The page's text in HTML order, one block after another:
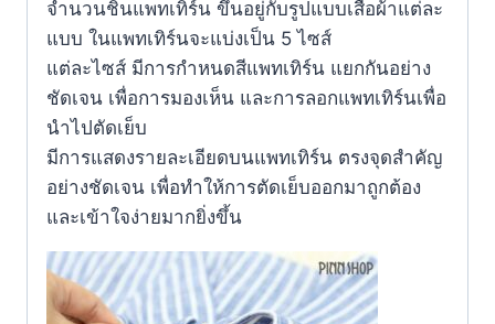
จำนวนชิ้นแพทเทิร์น ขึ้นอยู่กับรูปแบบเสื้อผ้าแต่ละ
แบบ ในแพทเทิร์นจะแบ่งเป็น 5 ไซส์
แต่ละไซส์ มีการกำหนดสีแพทเทิร์น แยกกันอย่าง
ชัดเจน เพื่อการมองเห็น และการลอกแพทเทิร์นเพื่อ
นำไปตัดเย็บ
มีการแสดงรายละเอียดบนแพทเทิร์น ตรงจุดสำคัญ
อย่างชัดเจน เพื่อทำให้การตัดเย็บออกมาถูกต้อง
และเข้าใจง่ายมากยิ่งขึ้น